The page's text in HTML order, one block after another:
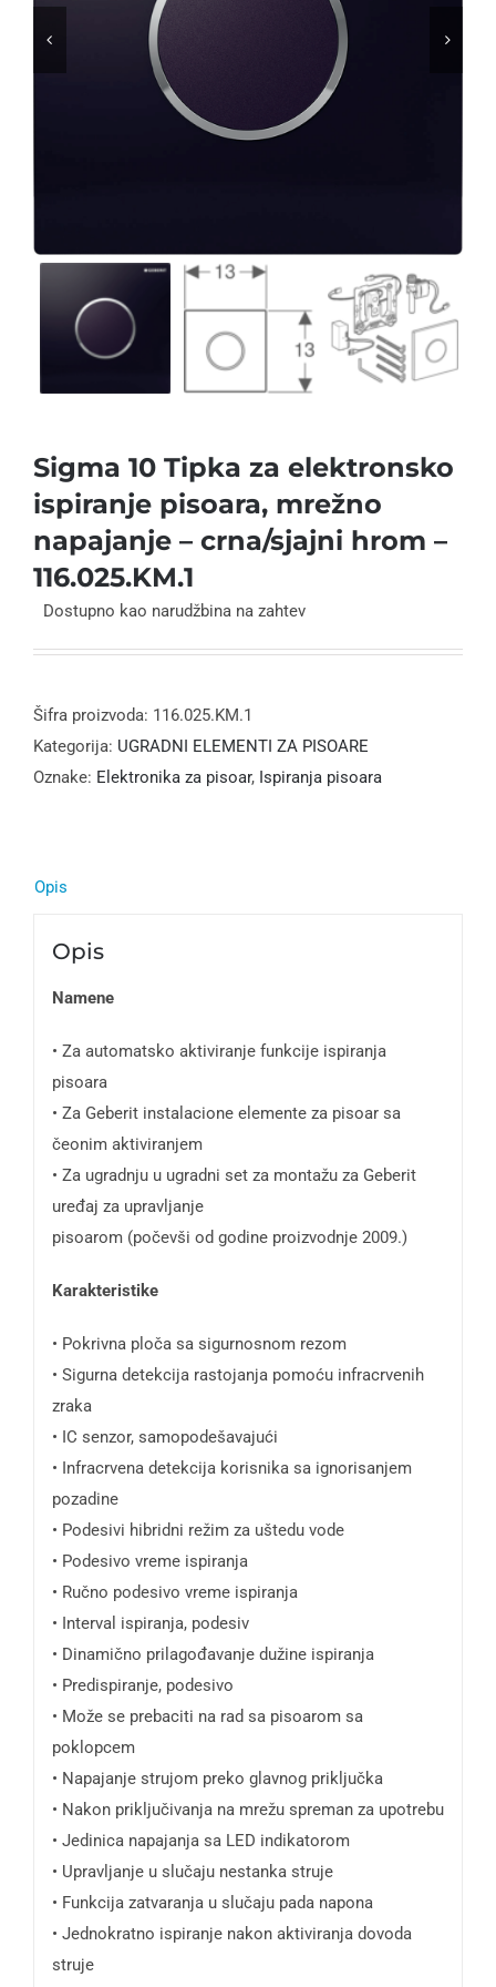
 
Sigma 10 Tipka za elektronsko
ispiranje pisoara, mrežno
napajanje – crna/sjajni hrom –
116.025.KM.1
Dostupno kao narudžbina na zahtev
Šifra proizvoda: 116.025.KM.1
Kategorija: UGRADNI ELEMENTI ZA PISOARE
Oznake: Elektronika za pisoar, Ispiranja pisoara
Opis
Opis
Namene
• Za automatsko aktiviranje funkcije ispiranja
pisoara
• Za Geberit instalacione elemente za pisoar sa
čeonim aktiviranjem
• Za ugradnju u ugradni set za montažu za Geberit
uređaj za upravljanje
pisoarom (počevši od godine proizvodnje 2009.)
Karakteristike
• Pokrivna ploča sa sigurnosnom rezom
• Sigurna detekcija rastojanja pomoću infracrvenih
zraka
• IC senzor, samopodešavajući
• Infracrvena detekcija korisnika sa ignorisanjem
pozadine
• Podesivi hibridni režim za uštedu vode
• Podesivo vreme ispiranja
• Ručno podesivo vreme ispiranja
• Interval ispiranja, podesiv
• Dinamično prilagođavanje dužine ispiranja
• Predispiranje, podesivo
• Može se prebaciti na rad sa pisoarom sa
poklopcem
• Napajanje strujom preko glavnog priključka
• Nakon priključivanja na mrežu spreman za upotrebu
• Jedinica napajanja sa LED indikatorom
• Upravljanje u slučaju nestanka struje
• Funkcija zatvaranja u slučaju pada napona
• Jednokratno ispiranje nakon aktiviranja dovoda
struje